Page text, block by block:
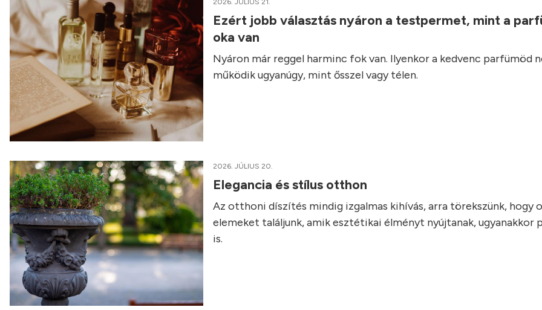
2026. JÚLIUS 21.
Ezért jobb választás nyáron a testpermet, mint a
oka van
Nyáron már reggel harminc fok van. Ilyenkor a kedvenc parfümöd
működik ugyanúgy, mint ősszel vagy télen.
2026. JÚLIUS 20.
Elegancia és stílus otthon
Az otthoni díszítés mindig izgalmas kihívás, arra törekszünk, hogy
elemeket találjunk, amik esztétikai élményt nyújtanak, ugyanakkor
is.